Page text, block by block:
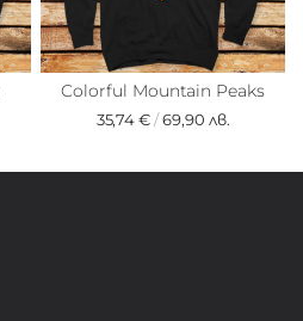
Colorful Mountain Peaks
35,74 €/69,90 лв.